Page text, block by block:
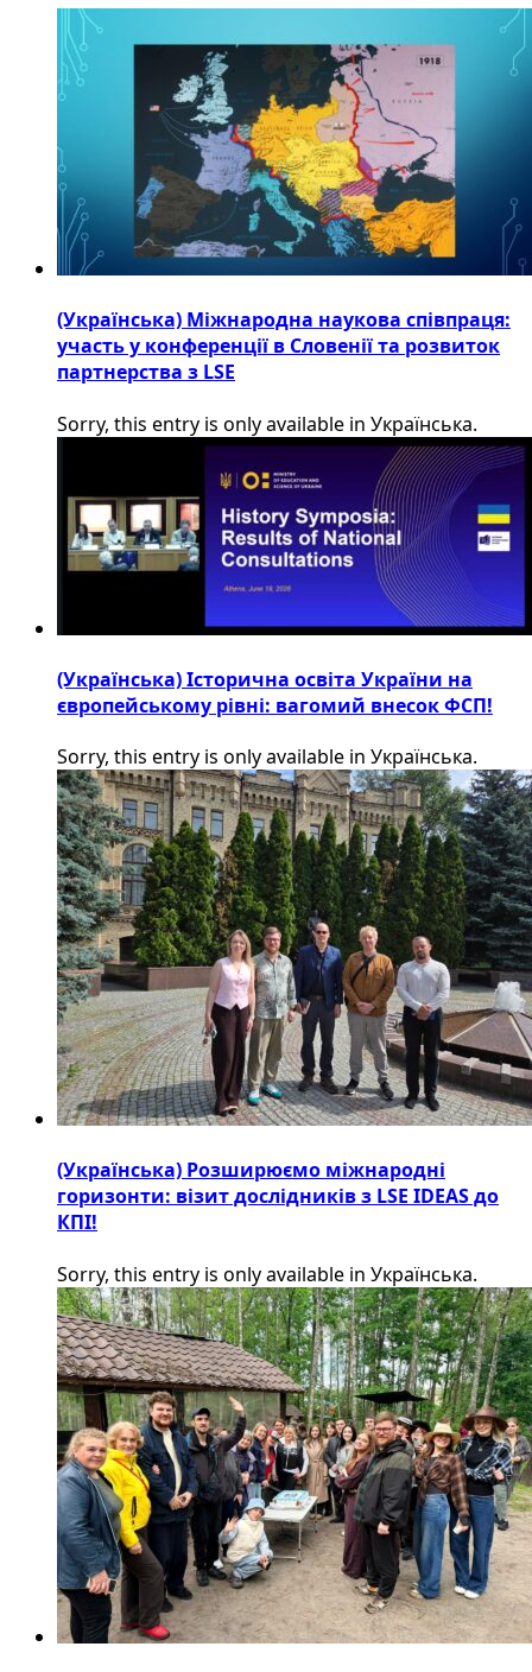
(Українська) Міжнародна наукова співпраця:
участь у конференції в Словенії та розвиток
партнерства з LSE
Sorry, this entry is only available in Українська.
(Українська) Історична освіта України на
європейському рівні: вагомий внесок ФСП!
Sorry, this entry is only available in Українська.
(Українська) Розширюємо міжнародні
горизонти: візит дослідників з LSE IDEAS до
КПІ!
Sorry, this entry is only available in Українська.